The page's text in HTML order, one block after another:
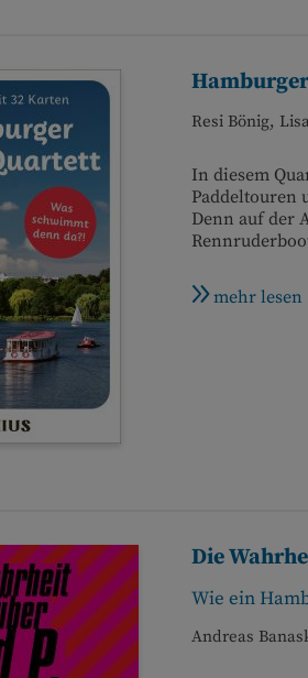
Resi Bönig,
In diesem
Paddeltouren
Denn auf der
mehr lesen
Die
Wie ein
Andreas